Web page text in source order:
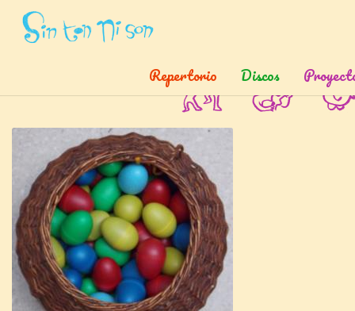
Repertorio Discos
Inicio » Canciones » Salta Salta
Salta salta